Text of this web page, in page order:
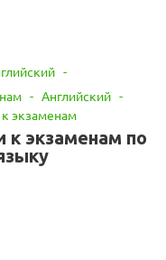
-
- Английский -
экзаменам
к экзаменам по